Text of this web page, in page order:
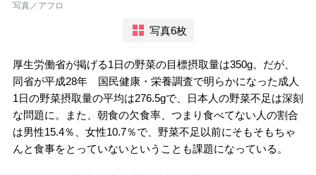
写真／アフロ
写真6枚
厚生労働省が掲げる1日の野菜の目標摂取量は350g。だが、
同省が平成28年 国民健康・栄養調査で明らかになった成人
1日の野菜摂取量の平均は276.5gで、日本人の野菜不足は深刻
な問題に。また、朝食の欠食率、つまり食べてない人の割合
は男性15.4％、女性10.7％で、野菜不足以前にそもそもちゃ
んと食事をとっていないということも課題になっている。